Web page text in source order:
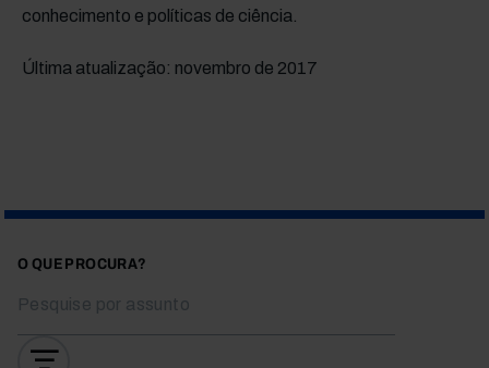
conhecimento e políticas de ciência.
Última atualização: novembro de 2017
O QUE PROCURA?